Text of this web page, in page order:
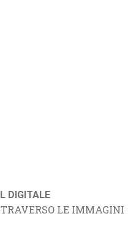
DIGITALE
LE IMMAGINI